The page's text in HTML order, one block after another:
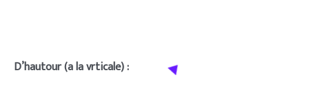
D’hautour (a la vrticale) :